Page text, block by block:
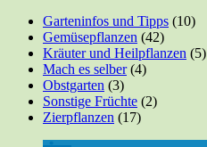
Garteninfos und Tipps (10)
Gemüsepflanzen (42)
Kräuter und Heilpflanzen (5)
Mach es selber(4)
Obstgarten (3)
Sonstige Früchte (2)
Zierpflanzen (17)